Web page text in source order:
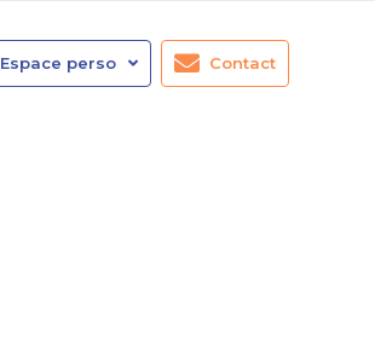
Espace perso Contact